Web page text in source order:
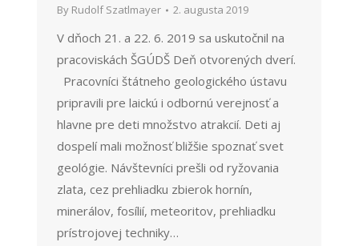
By Rudolf Szatlmayer 2. augusta 2019
V dňoch 21. a 22. 6. 2019 sa uskutočnil na
pracoviskách ŠGÚDŠ Deň otvorených dverí.
Pracovníci štátneho geologického ústavu
pripravili pre laickú i odbornú verejnosť a
hlavne pre deti množstvo atrakcií. Deti aj
dospelí mali možnosť bližšie spoznať svet
geológie. Návštevníci prešli od ryžovania
zlata, cez prehliadku zbierok hornín,
minerálov, fosílií, meteoritov, prehliadku
prístrojovej techniky…